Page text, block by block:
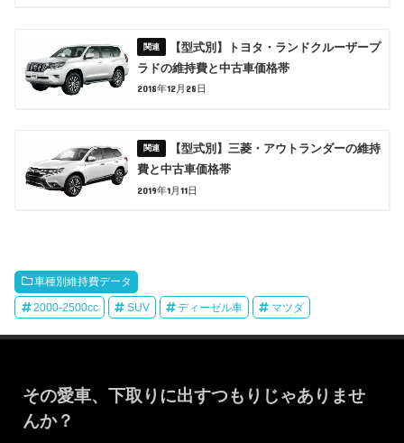
【型式別】トヨタ・ランドクルーザープ
ラドの維持費と中古車価格帯
2018年12月28日
【型式別】三菱・アウトランダーの維持
費と中古車価格帯
2019年1月11日
車種別維持費データ
2000-2500cc SUV ディーゼル車 マツダ
その愛車、下取りに出すつもりじゃありませ
んか？